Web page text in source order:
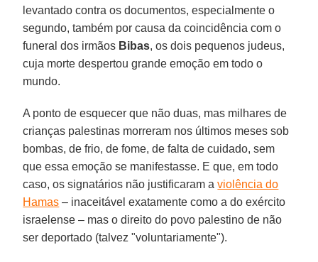
levantado contra os documentos, especialmente o
segundo, também por causa da coincidência com o
funeral dos irmãos Bibas, os dois pequenos judeus,
cuja morte despertou grande emoção em todo o
mundo.
A ponto de esquecer que não duas, mas milhares de
crianças palestinas morreram nos últimos meses sob
bombas, de frio, de fome, de falta de cuidado, sem
que essa emoção se manifestasse. E que, em todo
caso, os signatários não justificaram aviolência do
Hamas – inaceitável exatamente como a do exército
israelense – mas o direito do povo palestino de não
ser deportado (talvez "voluntariamente").